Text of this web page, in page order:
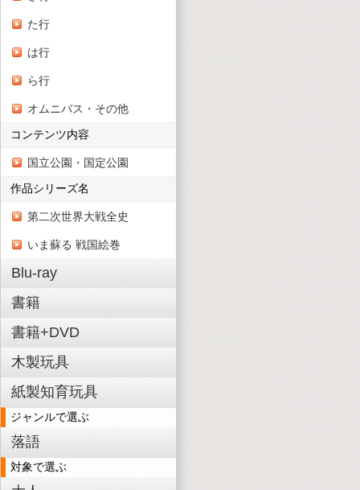
た行
は行
ら行
オムニバス・その他
コンテンツ内容
国立公園・国定公園
作品シリーズ名
第二次世界大戦全史
いま蘇る 戦国絵巻
Blu-ray
書籍
書籍+DVD
木製玩具
紙製知育玩具
ジャンルで選ぶ
落語
対象で選ぶ